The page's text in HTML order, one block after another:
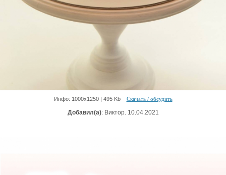
Инфо: 1000х1250 | 495 Kb Скачать / обсудить
Добавил(а): Виктор. 10.04.2021